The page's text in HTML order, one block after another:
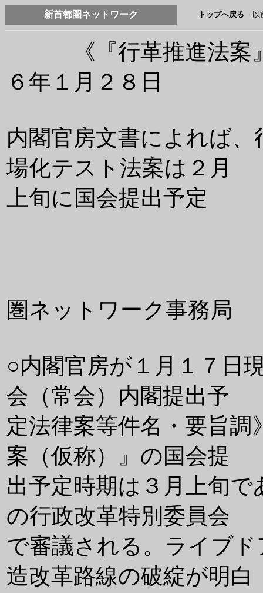
新首都圏ネットワーク トップへ戻る 以
《『行革推進法案』
６年１月２８日
内閣官房文書によれば
場化テスト法案は２月
上旬に国会提出予定
圏ネットワーク事務局
○内閣官房が１月１７日
会（常会）内閣提出予
定法律案等件名・要旨
案（仮称）』の国会提
出予定時期は３月上旬
の行政改革特別委員会
で審議される。ライブ
造改革路線の破綻が明白